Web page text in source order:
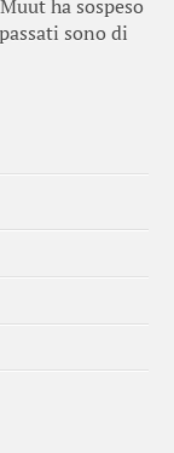
ha sospeso
sono di